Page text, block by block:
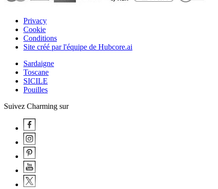
Privacy
Cookie
Conditions
Site créé par l'équipe de Hubcore.ai
Sardaigne
Toscane
SICILE
Pouilles
Suivez Charming sur